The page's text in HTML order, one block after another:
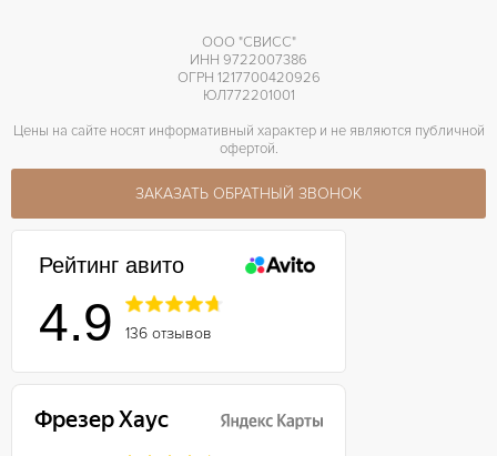
ООО "СВИСС"
ИНН 9722007386
ОГРН 1217700420926
ЮЛ772201001
Цены на сайте носят информативный характер и не являются публичной
офертой.
ЗАКАЗАТЬ ОБРАТНЫЙ ЗВОНОК
Рейтинг авито
4.9 136 отзывов